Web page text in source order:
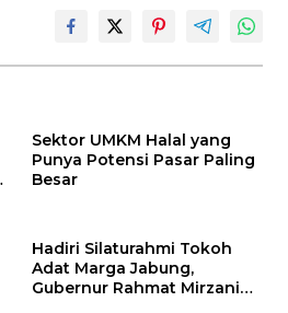
Sektor UMKM Halal yang
Punya Potensi Pasar Paling
Besar
Hadiri Silaturahmi Tokoh
Adat Marga Jabung,
Gubernur Rahmat Mirzani